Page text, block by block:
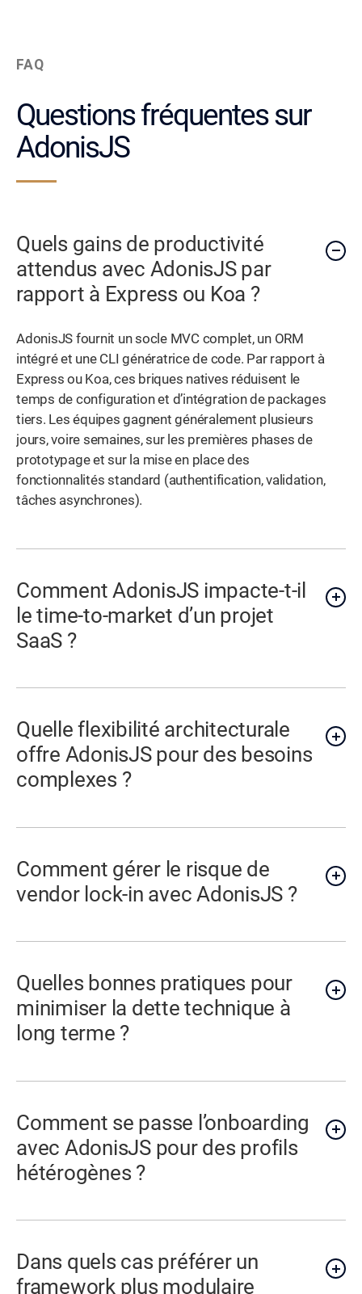
FAQ
Questions fréquentes sur
AdonisJS
Quels gains de productivité
attendus avec AdonisJS par
rapport à Express ou Koa ?
AdonisJS fournit un socle MVC complet, un ORM
intégré et une CLI génératrice de code. Par rapport à
Express ou Koa, ces briques natives réduisent le
temps de configuration et d’intégration de packages
tiers. Les équipes gagnent généralement plusieurs
jours, voire semaines, sur les premières phases de
prototypage et sur la mise en place des
fonctionnalités standard (authentification, validation,
tâches asynchrones).
Comment AdonisJS impacte-t-il
le time-to-market d’un projet
SaaS ?
Quelle flexibilité architecturale
offre AdonisJS pour des besoins
complexes ?
Comment gérer le risque de
vendor lock-in avec AdonisJS ?
Quelles bonnes pratiques pour
minimiser la dette technique à
long terme ?
Comment se passe l’onboarding
avec AdonisJS pour des profils
hétérogènes ?
Dans quels cas préférer un
framework plus modulaire